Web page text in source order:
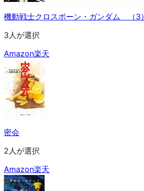
機動戦士クロスボーン・ガンダム （3）
3人が選択
Amazon楽天
密会
2人が選択
Amazon楽天